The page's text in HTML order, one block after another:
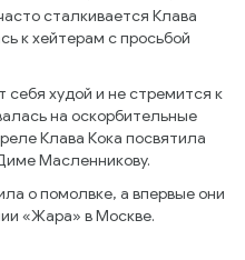
сталкивается Клава
к хейтерам с просьбой
себя худой и не стремится к
на оскорбительные
Клава Кока посвятила
Масленникову.
о помолвке, а впервые они
«Жара» в Москве.